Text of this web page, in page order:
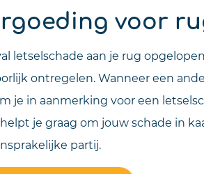
voor
letselschade aan je rug
ontregelen. Wanneer een
je in aanmerking voor een
je graag om jouw schade in
partij.